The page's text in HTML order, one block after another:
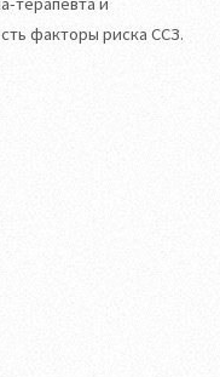
факторы риска ССЗ.